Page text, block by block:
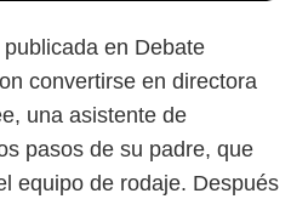
en Debate
convertirse en directora
una asistente de
pasos de su padre, que
equipo de rodaje. Después